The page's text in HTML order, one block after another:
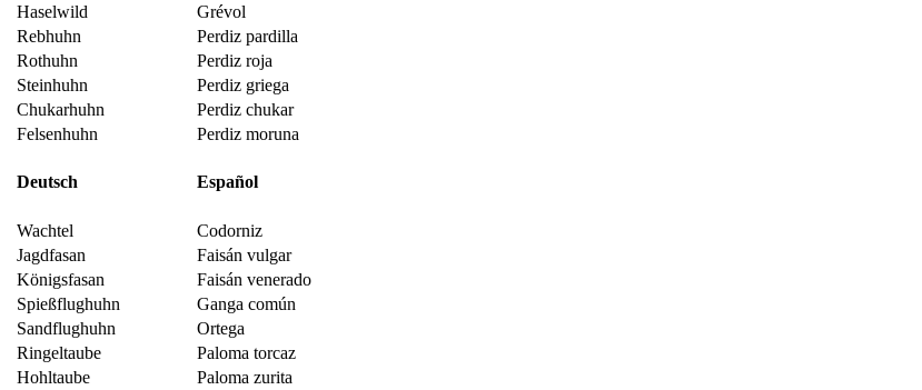
Haselwild
Grévol
Rebhuhn
Perdiz pardilla
Rothuhn
Perdiz roja
Steinhuhn
Perdiz griega
Chukarhuhn
Perdiz chukar
Felsenhuhn Perdiz moruna
Deutsch Español
Wachtel
Codorniz
Jagdfasan
Faisán vulgar
Königsfasan
Faisán venerado
Spießflughuhn
Ganga común
Sandflughuhn
Ortega
Ringeltaube
Paloma torcaz
Hohltaube
Paloma zurita